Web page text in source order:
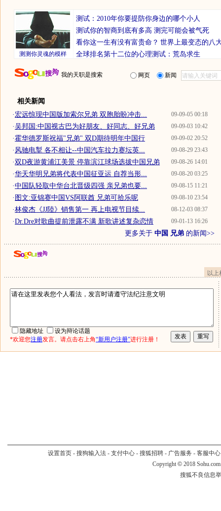
测测你灵魂的模样
测试：2010年你要提防你身边的哪个小人
测试你的智商到底有多高 测完可能会被气死
看你这一生有没有富贵命？ 世界上最变态的八
全球排名第十二位的心理测试：荒岛求生
我的天职是搜索 网页 新闻
相关新闻
09-09-05 00:18
·宏远惊现中国版加索尔兄弟 双胞胎盼冲击...
09-09-03 10:42
·吴邦国:中国视古巴为好朋友、好同志、好兄弟
09-09-02 20:52
·霍华德罗斯祝福"兄弟" 双D期待明年中国行
09-08-29 23:43
· 风驰电掣 各不相让--中国汽车拉力赛坛英...
09-08-26 14:01
·双D夜游黄浦江美景 停靠滨江球场选拔中国兄弟
09-08-20 03:25
·华天华明兄弟将代表中国征亚运 自荐当形...
09-08-15 11:21
·中国队轻取中华台北晋级四强 亲兄弟也要...
09-08-10 23:54
·图文:亚锦赛中国VS阿联酋 兄弟可拾乐呢
08-12-03 08:37
·林俊杰《JJ陸》销售第一 再上电视节目续...
09-01-13 16:26
·Dr.Dre对歌曲提前泄露不满 新歌讲述复杂恋情
更多关于 中国 兄弟 的新闻>>
以
隐藏地址
设为辩论话题
*欢迎您注册发言。请点击右上角“新用户注册”进行注册！
设置首页- 搜狗输入法- 支付中心- 搜狐招聘- 广告服务 - 客服中心
Copyright © 2018
搜狐不良信息